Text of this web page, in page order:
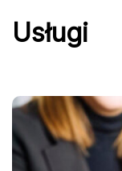
Usługi